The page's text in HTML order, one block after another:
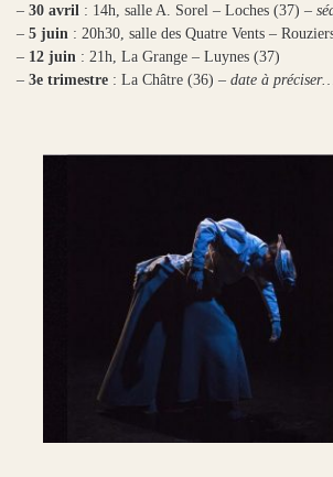
– 30 avril : 14h, salle A. Sorel – Loches (37) –
– 5 juin : 20h30, salle des Quatre Vents –
– 12 juin : 21h, La Grange – Luynes (37)
– 3e trimestre : La Châtre (36) – date à préciser…